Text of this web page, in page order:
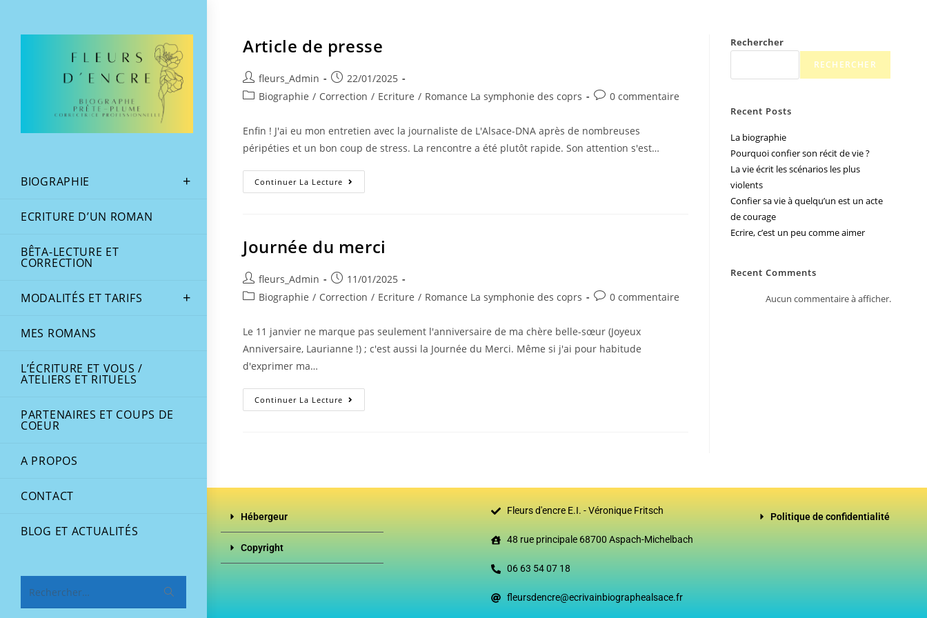
BIOGRAPHIE
ECRITURE D’UN ROMAN
BÊTA-LECTURE ET
CORRECTION
MODALITÉS ET TARIFS
MES ROMANS
L’ÉCRITURE ET VOUS /
ATELIERS ET RITUELS
PARTENAIRES ET COUPS DE
COEUR
A PROPOS
CONTACT
BLOG ET ACTUALITÉS
Rechercher…
Article de presse
fleurs_Admin
22/01/2025
Biographie / Correction / Ecriture / Romance La symphonie des coprs 0 commentaire
Enfin ! J'ai eu mon entretien avec la journaliste de L'Alsace-DNA après de nombreuses
péripéties et un bon coup de stress. La rencontre a été plutôt rapide. Son attention s'est…
Continuer La Lecture
Journée du merci
fleurs_Admin
11/01/2025
Biographie / Correction / Ecriture / Romance La symphonie des coprs 0 commentaire
Le 11 janvier ne marque pas seulement l'anniversaire de ma chère belle-sœur (Joyeux
Anniversaire, Laurianne !) ; c'est aussi la Journée du Merci. Même si j'ai pour habitude
d'exprimer ma…
Continuer La Lecture
Rechercher
RECHERCHER
Recent Posts
La biographie
Pourquoi confier son récit de vie ?
La vie écrit les scénarios les plus
violents
Confier sa vie à quelqu’un est un acte
de courage
Ecrire, c’est un peu comme aimer
Recent Comments
Aucun commentaire à afficher.
Hébergeur
Copyright
Fleurs d'encre E.I. - Véronique Fritsch
48 rue principale 68700 Aspach-Michelbach
06 63 54 07 18
fleursdencre@ecrivainbiographealsace.fr
Politique de confidentialité